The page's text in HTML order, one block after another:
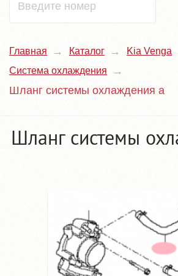
Главная Каталог
Kia Venga
Система охлаждения
Шланг системы охлаждения a
Шланг системы